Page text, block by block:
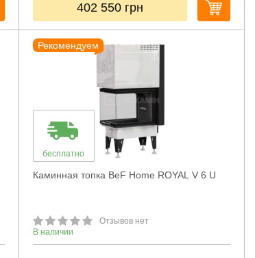
402 550 грн
Рекомендуем
бесплатно
Каминная топка BeF Home ROYAL V 6 U
Отзывов нет
В наличии